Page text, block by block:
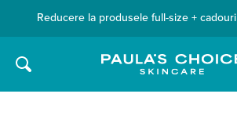
Reducere la produsele full-size + cadouri
Caută